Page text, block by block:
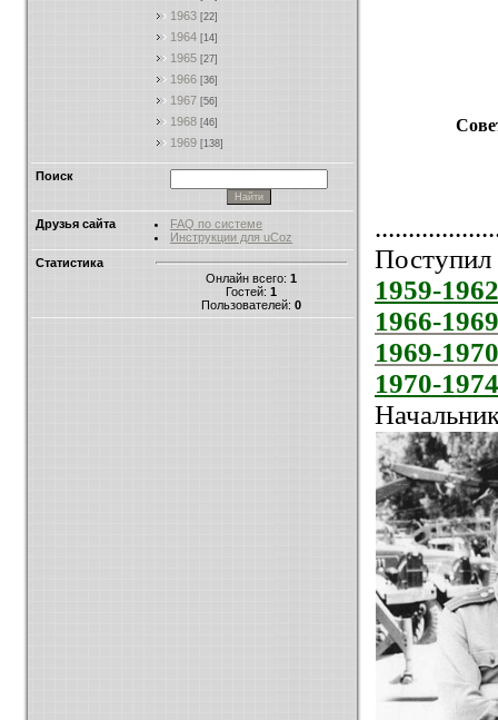
1963 [22]
1964 [14]
1965 [27]
1966 [36]
1967 [56]
1968 [46]
1969 [138]
Поиск
Друзья сайта
FAQ по системе
Инструкции для uCoz
Статистика
Онлайн всего: 1
Гостей: 1
Пользователей: 0
1959-
1966-1969
1969-1970
1970-1974